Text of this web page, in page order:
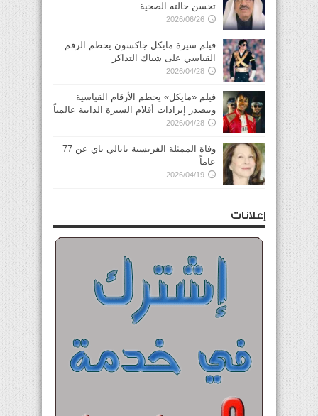
تحسن حالته الصحية
2026/06/26
فيلم سيرة مايكل جاكسون يحطم الرقم
القياسي على شباك التذاكر
2026/04/28
فيلم «مايكل» يحطم الأرقام القياسية
ويتصدر إيرادات أفلام السيرة الذاتية عالمياً
2026/04/28
وفاة الممثلة الفرنسية ناتالي باي عن 77
عاماً
2026/04/19
إعلانات